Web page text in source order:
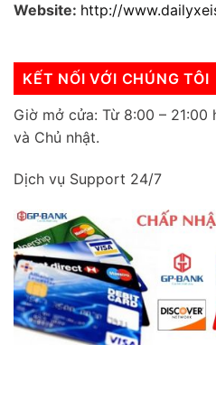
Website: http://
KẾT NỐI VỚI CHÚNG TÔI
Giờ mở cửa: Từ 8:00 – 21:00
và Chủ nhật.
Dịch vụ Support 24/7